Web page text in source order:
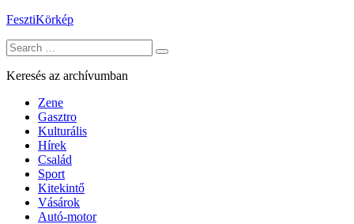
Skip
content
FesztiKörkép
Search
for:
Keresés az archívumban
Zene
Gasztro
Kulturális
Hírek
Család
Sport
Kitekintő
Vásárok
Autó-motor